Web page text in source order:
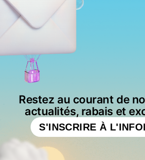
Restez au courant de
actualités, rabais et
S'INSCRIRE À